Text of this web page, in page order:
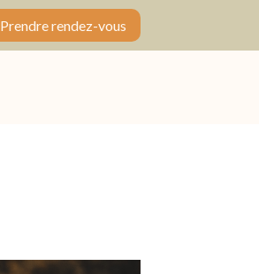
Prendre rendez-vous